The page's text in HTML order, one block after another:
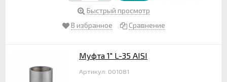
Быстрый просмотр
В избранное
Сравнение
Муфта 1" L-35 AISI
Артикул: 001081